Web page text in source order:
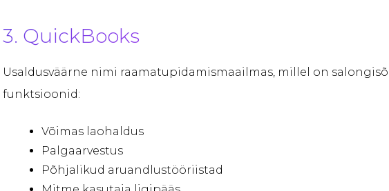
3. QuickBooks
Usaldusväärne nimi raamatupidamismaailmas, millel on
funktsioonid:
Võimas laohaldus
Palgaarvestus
Põhjalikud aruandlustööriistad